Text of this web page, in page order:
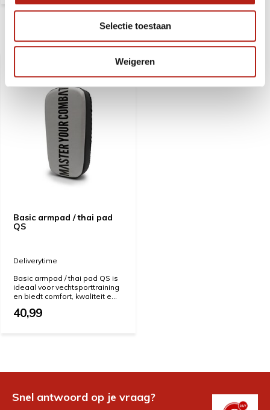
Selectie toestaan
Weigeren
Recent bekeken
Basic armpad / thai pad
QS
Deliverytime
Basic armpad / thai pad QS is
ideaal voor vechtsporttraining
en biedt comfort, kwaliteit e...
40,99
Snel antwoord op je vraag?